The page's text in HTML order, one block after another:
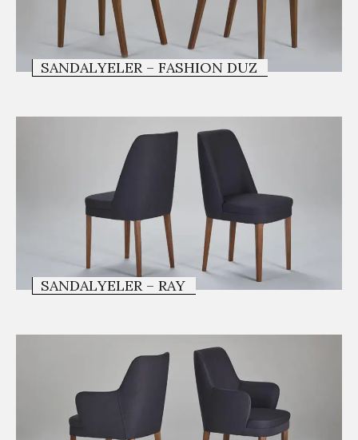
SANDALYELER – FASHION DUZ
SANDALYELER – RAY